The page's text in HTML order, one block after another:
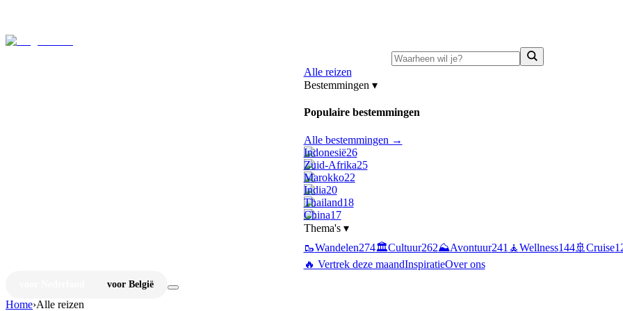
Alle reizen
Bestemmingen ▾
Populaire bestemmingen
Alle bestemmingen →
Indonesië26
Zuid-Afrika25
Marokko22
India20
Thailand18
China17
Thema's ▾
🥾Wandelen274🏛️Cultuur262⛰️Avontuur241 🧘Wellness144🚢 Cruise
🔥 Vertrek deze maandInspiratieOver ons
voor België
Home›Alle reizen